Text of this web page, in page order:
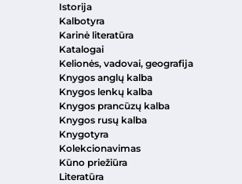
Istorija
Kalbotyra
Karinė literatūra
Katalogai
Kelionės, vadovai, geografija
Knygos anglų kalba
Knygos lenkų kalba
Knygos prancūzų kalba
Knygos rusų kalba
Knygotyra
Kolekcionavimas
Kūno priežiūra
Literatūra